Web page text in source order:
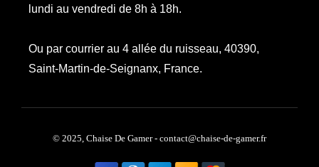
lundi au vendredi de 8h à 18h.
Ou par courrier au 4 allée du ruisseau, 40390,
Saint-Martin-de-Seignanx, France.
© 2025, Chaise De Gamer - contact@chaise-de-gamer.fr